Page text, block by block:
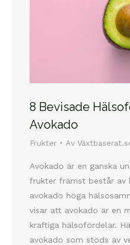
8 Bevisade
Avokado
Frukter Av
Avokado är en ganska
frukter främst består av
avokado höga
visar att avokado är en
kraftiga hälsofördelar.
avokado som stöds av